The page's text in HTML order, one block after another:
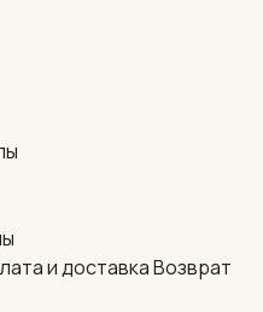
и доставкаВозврат